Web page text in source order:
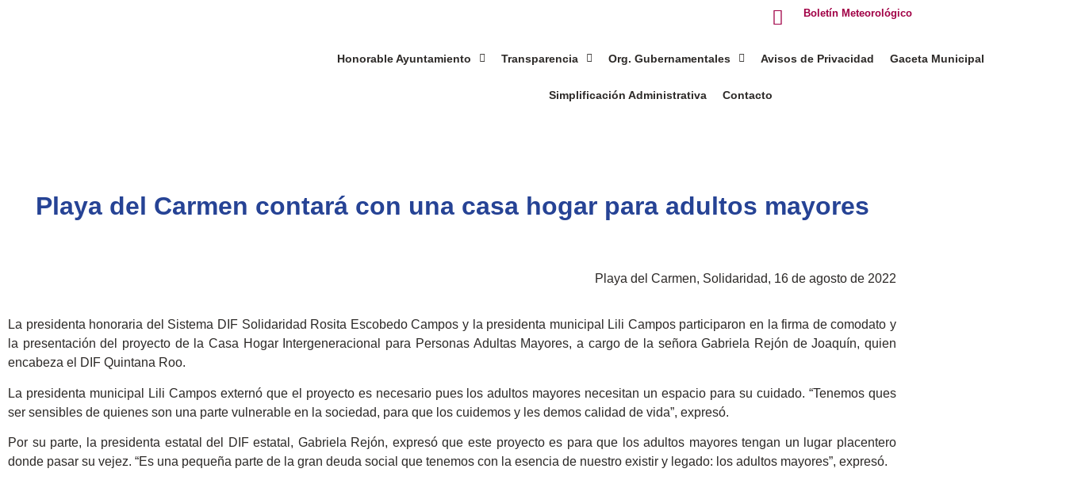
Boletín Meteorológico
Honorable Ayuntamiento Transparencia Org. Gubernamentales Avisos de Privacidad Gaceta Municipal
Simplificación Administrativa Contacto
Playa del Carmen contará con una casa hogar para adultos mayores
Playa del Carmen, Solidaridad, 16 de agosto de 2022
La presidenta honoraria del Sistema DIF Solidaridad Rosita Escobedo Campos y la presidenta municipal Lili Campos participaron en la firma de comodato y
la presentación del proyecto de la Casa Hogar Intergeneracional para Personas Adultas Mayores, a cargo de la señora Gabriela Rejón de Joaquín, quien
encabeza el DIF Quintana Roo.
La presidenta municipal Lili Campos externó que el proyecto es necesario pues los adultos mayores necesitan un espacio para su cuidado. “Tenemos ques
ser sensibles de quienes son una parte vulnerable en la sociedad, para que los cuidemos y les demos calidad de vida”, expresó.
Por su parte, la presidenta estatal del DIF estatal, Gabriela Rejón, expresó que este proyecto es para que los adultos mayores tengan un lugar placentero
donde pasar su vejez. “Es una pequeña parte de la gran deuda social que tenemos con la esencia de nuestro existir y legado: los adultos mayores”, expresó.